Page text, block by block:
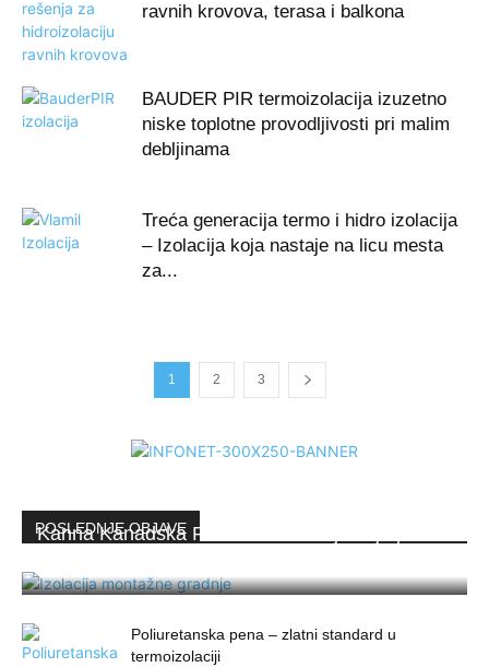
ravnih krovova, terasa i balkona
BAUDER PIR termoizolacija izuzetno
niske toplotne provodljivosti pri malim
debljinama
Treća generacija termo i hidro izolacija
– Izolacija koja nastaje na licu mesta
za...
1 2 3
POSLEDNJE OBJAVE
Kanna Kanadska Pena™ – izolacija koja prati
Poliuretanska pena – zlatni standard u
termoizolaciji